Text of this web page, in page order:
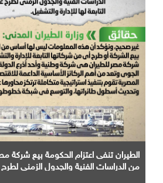
الطيران تنفى اعتزام الحكومة بيع شركة
من الدراسات الفنية والجدول الزمني